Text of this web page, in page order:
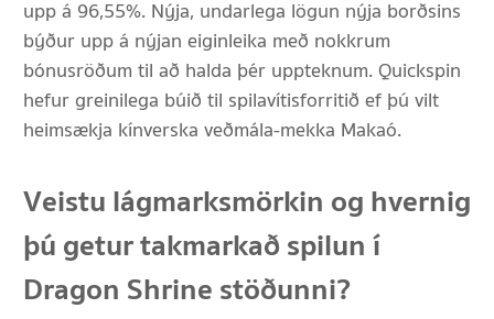
upp á 96,55%. Nýja, undarlega lögun nýja borðsins
býður upp á nýjan eiginleika með nokkrum
bónusröðum til að halda þér uppteknum. Quickspin
hefur greinilega búið til spilavítisforritið ef þú vilt
heimsækja kínverska veðmála-mekka Makaó.
Veistu lágmarksmörkin og hvernig
þú getur takmarkað spilun í
Dragon Shrine stöðunni?